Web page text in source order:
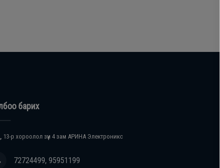
барих
13-р хороолол зүүн 4 зам АРИНА Электроникс
72724499, 95951199